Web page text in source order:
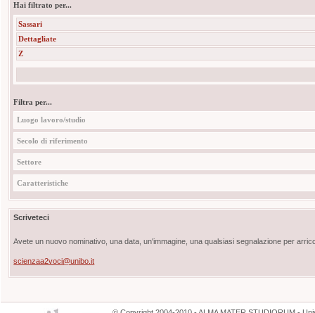
Hai filtrato per...
Sassari
Dettagliate
Z
Filtra per...
Luogo lavoro/studio
Secolo di riferimento
Settore
Caratteristiche
Scriveteci
Avete un nuovo nominativo, una data, un'immagine, una qualsiasi segnalazione per
scienzaa2voci@unibo.it